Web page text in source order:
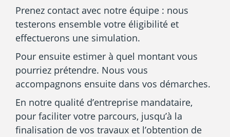
Prenez contact avec notre équipe : nous
testerons ensemble votre éligibilité et
effectuerons une simulation.
Pour ensuite estimer à quel montant vous
pourriez prétendre. Nous vous
accompagnons ensuite dans vos démarches.
En notre qualité d’entreprise mandataire,
pour faciliter votre parcours, jusqu’à la
finalisation de vos travaux et l’obtention de